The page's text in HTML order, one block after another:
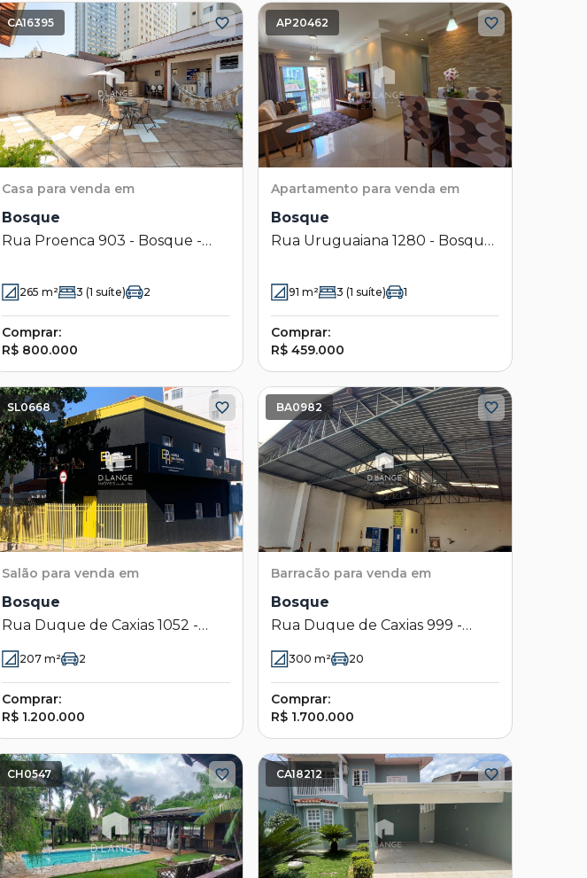
CA16395
Casa para venda em
Bosque
Rua Proenca 903 - Bosque -
265 m² 3 (1 suíte) 2
Comprar:
R$ 800.000
AP20462
Apartamento para venda em
Bosque
Rua Uruguaiana 1280 - Bosque
91 m² 3 (1 suíte) 1
Comprar:
R$ 459.000
SL0668
Salão para venda em
Bosque
Rua Duque de Caxias 1052 -
207 m² 2
Comprar:
R$ 1.200.000
BA0982
Barracão para venda em
Bosque
Rua Duque de Caxias 999 -
300 m² 20
Comprar:
R$ 1.700.000
CH0547 CA18212